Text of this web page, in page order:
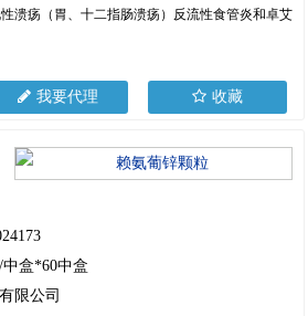
溃疡（胃、十二指肠溃疡）反流性食管炎和卓艾
我要代理 收藏
盒*60中盒
限公司